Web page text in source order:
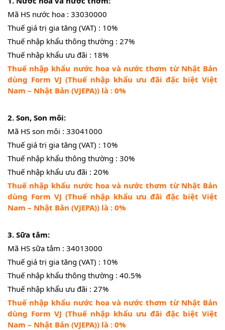
Mã HS nước hoa : 33030000
Thuế giá trị gia tăng (VAT) : 10%
Thuế nhập khẩu thông thường : 27%
Thuế nhập khẩu ưu đãi : 18%
Thuế nhập khẩu nước hoa và nước thơm từ Nhật Bản
dùng Form VJ (Thuế nhập khẩu ưu đãi đặc biệt Việt
Nam – Nhật Bản (VJEPA)) là : 0%
2. Son, Son môi:
Mã HS son môi : 33041000
Thuế giá trị gia tăng (VAT) : 10%
Thuế nhập khẩu thông thường : 30%
Thuế nhập khẩu ưu đãi : 20%
Thuế nhập khẩu nước hoa và nước thơm từ Nhật Bản
dùng Form VJ (Thuế nhập khẩu ưu đãi đặc biệt Việt
Nam – Nhật Bản (VJEPA)) là : 0%
3. Sữa tắm:
Mã HS sữa tắm : 34013000
Thuế giá trị gia tăng (VAT) : 10%
Thuế nhập khẩu thông thường : 40.5%
Thuế nhập khẩu ưu đãi : 27%
Thuế nhập khẩu nước hoa và nước thơm từ Nhật Bản
dùng Form VJ (Thuế nhập khẩu ưu đãi đặc biệt Việt
Nam – Nhật Bản (VJEPA)) là : 0%